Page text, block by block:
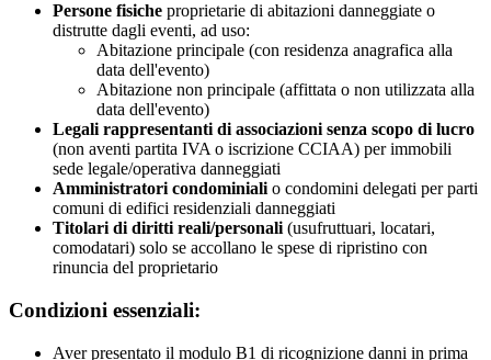
Persone fisiche proprietarie di abitazioni danneggiate o
distrutte dagli eventi, ad uso:
Abitazione principale (con residenza anagrafica alla
data dell'evento)
Abitazione non principale (affittata o non utilizzata alla
data dell'evento)
Legali rappresentanti di associazioni senza scopo di lucro
(non aventi partita IVA o iscrizione CCIAA) per immobili
sede legale/operativa danneggiati
Amministratori condominiali o condomini delegati per parti
comuni di edifici residenziali danneggiati
Titolari di diritti reali/personali (usufruttuari, locatari,
comodatari) solo se accollano le spese di ripristino con
rinuncia del proprietario
Condizioni essenziali:
Aver presentato il modulo B1 di ricognizione danni in prima